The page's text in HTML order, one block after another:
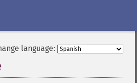
language: